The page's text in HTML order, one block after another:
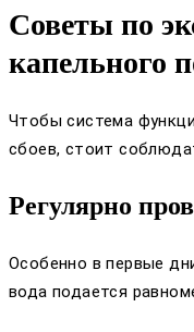
Советы по
капельного
Чтобы система
сбоев, стоит
Регулярно
Особенно в первые
вода подается